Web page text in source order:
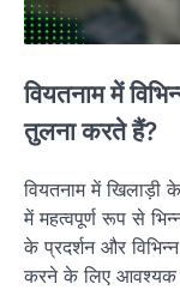
वियतनाम में
तुलना करते हैं?
वियतनाम में खिलाड़ी
में महत्वपूर्ण रूप से
के प्रदर्शन और
करने के लिए आवश्यक